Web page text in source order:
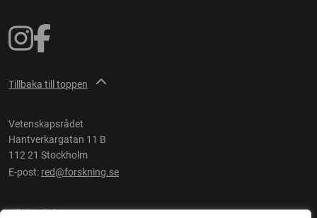
Tillbaka till toppen
Vetenskapsrådet
Hantverkargatan 11 B
112 21 Stockholm
E-post: red@forskning.se
Tillgänglighet